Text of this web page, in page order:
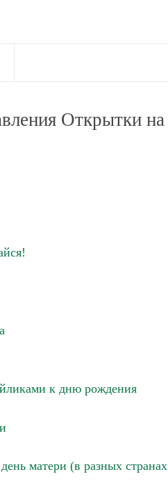
Открытки на
к дню рождения
матери (в разных странах